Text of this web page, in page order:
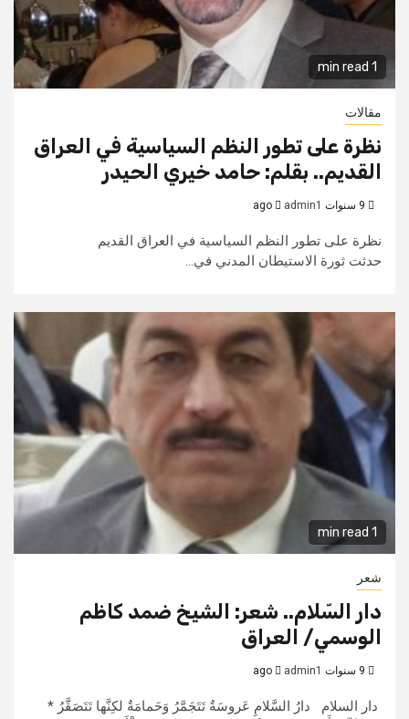
1 min read
مقالات
نظرة على تطور النظم السياسية في العراق
القديم.. بقلم: حامد خيري الحيدر
admin1
نظرة على تطور النظم السياسية في العراق القديم
حدثت ثورة الاستيطان المدني في...
1 min read
شعر
دار السّلام.. شعر: الشيخ ضمد كاظم
الوسمي/ العراق
admin1
دار السلام دارُ السَّلامِ عَروسَةٌ تَتَجَمَّرُ وَحَمامَةٌ لكِنَّها تَتَصَقَّرُ *